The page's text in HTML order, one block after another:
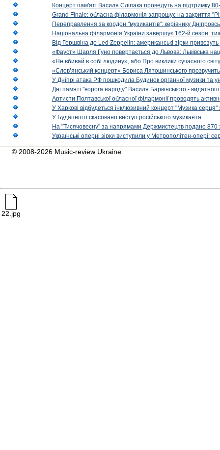
Концерт пам'яті Василя Сліпака проведуть на підтримку
Grand Finale: обласна філармонія запрошує на закриття
Переправлення за кордон "музикантів": керівнику
Національна філармонія України завершує 162-й сезон:
Від Гершвіна до Led Zeppelin: американські зірки
«Фауст» Шарля Гуно повертається до Львова: Львівська
«Не вбивай в собі людину», або Про виклики сучасного світу
«Слов’янський концерт» Бориса Лятошинського
У Дніпрі атака РФ пошкодила Будинок органної музики та
Дні памяті "ворога народу" Василя Барвінського -
Артисти Полтавської обласної філармонії проводять
У Харкові відбудеться інклюзивний концерт "Музика
У Будапешті скасовано виступ російського музиканта
На "Тисячовесну" за напрямами Держмистецтв подано 870
Українські оперні зірки виступили у Метрополітен-опері:
© 2008-2026 Music-review Ukraine
22.jpg